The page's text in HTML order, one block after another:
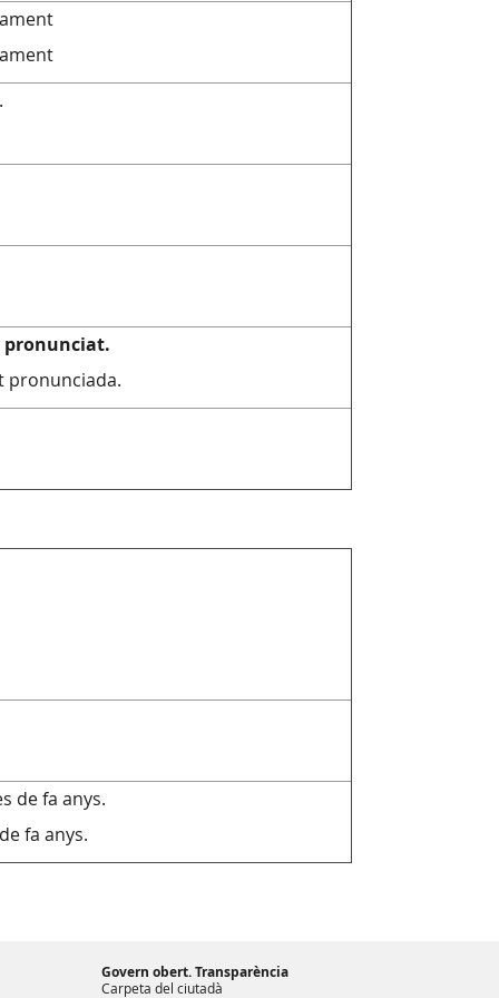
pronunciat.
pronunciada.
de fa anys.
fa anys.
Govern obert. Transparència
Carpeta del ciutadà